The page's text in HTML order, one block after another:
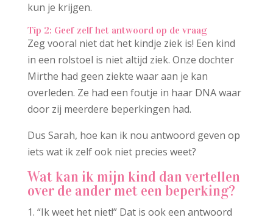
kun je krijgen.
Tip 2: Geef zelf het antwoord op de vraag
Zeg vooral niet dat het kindje ziek is! Een kind
in een rolstoel is niet altijd ziek. Onze dochter
Mirthe had geen ziekte waar aan je kan
overleden. Ze had een foutje in haar DNA waar
door zij meerdere beperkingen had.
Dus Sarah, hoe kan ik nou antwoord geven op
iets wat ik zelf ook niet precies weet?
Wat kan ik mijn kind dan vertellen
over de ander met een beperking?
“Ik weet het niet!” Dat is ook een antwoord